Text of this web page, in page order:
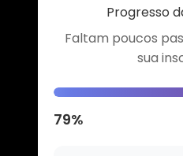
Progresso
Faltam poucos
sua
79%